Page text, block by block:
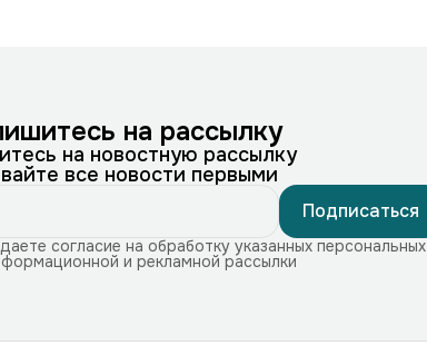
на рассылку
на новостную рассылку
все новости первыми
Подписаться
согласие на обработку указанных персональных
и рекламной рассылки